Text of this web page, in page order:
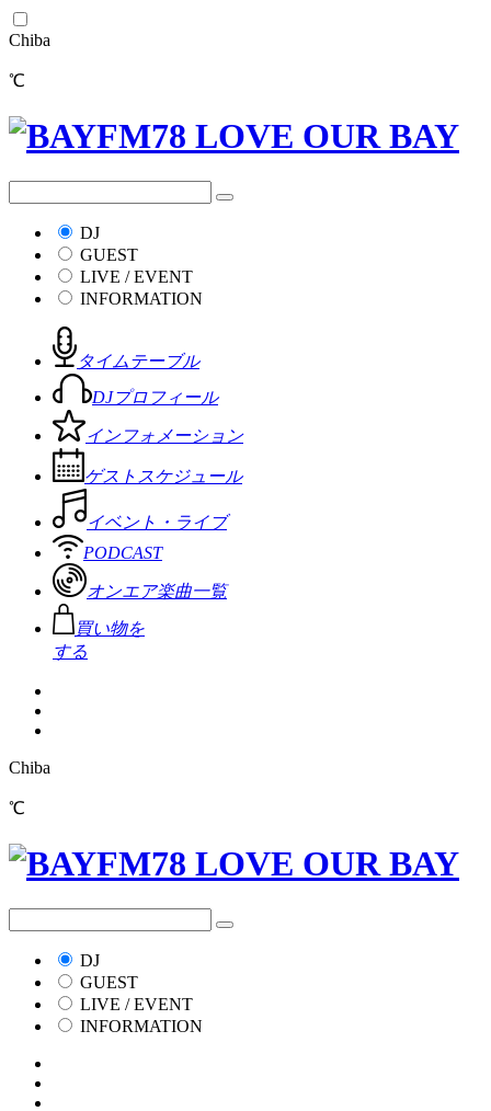
Chiba
℃
DJ
GUEST
LIVE / EVENT
INFORMATION
タイムテーブル
DJプロフィール
インフォメーション
ゲストスケジュール
イベント・ライブ
PODCAST
オンエア楽曲一覧
買い物を
する
Chiba
℃
DJ
GUEST
LIVE / EVENT
INFORMATION